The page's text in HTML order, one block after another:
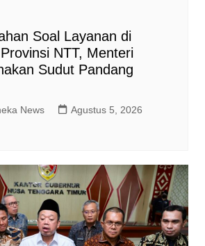
Soal Layanan di
NTT, Menteri
Sudut Pandang
News
Agustus 5, 2026